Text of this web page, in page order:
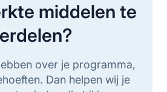
middelen te
over je programma,
Dan helpen wij je